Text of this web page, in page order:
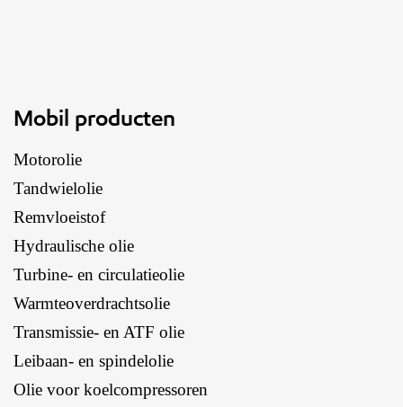
Mobil producten
Motorolie
Tandwielolie
Remvloeistof
Hydraulische olie
Turbine- en circulatieolie
Warmteoverdrachtsolie
Transmissie- en ATF olie
Leibaan- en spindelolie
Olie voor koelcompressoren